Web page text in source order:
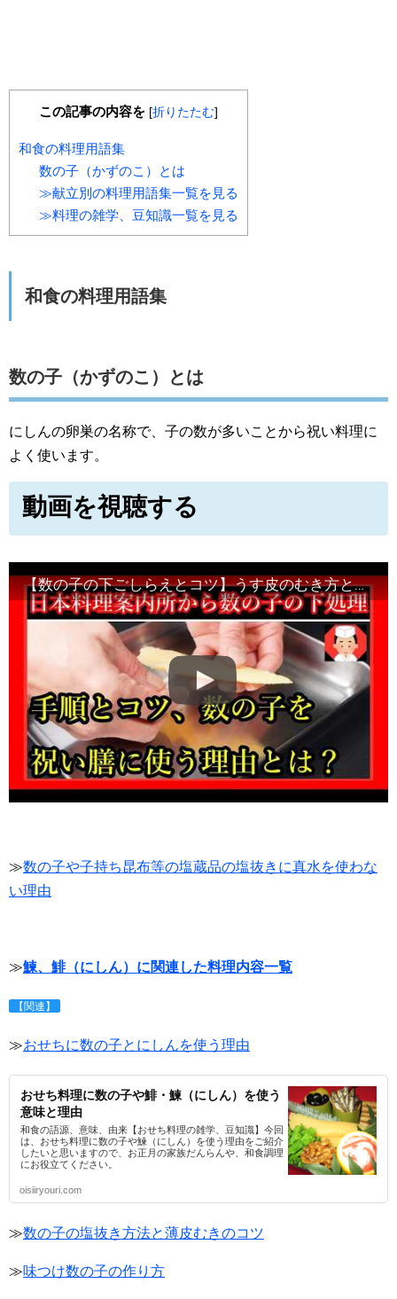
この記事の内容を [折りたたむ]
和食の料理用語集
数の子（かずのこ）とは
≫献立別の料理用語集一覧を見る
≫料理の雑学、豆知識一覧を見る
和食の料理用語集
数の子（かずのこ）とは
にしんの卵巣の名称で、子の数が多いことから祝い料理に
よく使います。
動画を視聴する
【数の子の下ごしらえとコツ】うす皮のむき方と塩抜き・初心者向け味付け方法
≫数の子や子持ち昆布等の塩蔵品の塩抜きに真水を使わな
い理由
≫鰊、鯡（にしん）に関連した料理内容一覧
【関連】
≫おせちに数の子とにしんを使う理由
おせち料理に数の子や鯡・鰊（にしん）を使う
意味と理由
和食の語源、意味、由来【おせち料理の雑学、豆知識】今回
は、おせち料理に数の子や鰊（にしん）を使う理由をご紹介
したいと思いますので、お正月の家族だんらんや、和食調理
にお役立てください。
oisiiryouri.com
≫数の子の塩抜き方法と薄皮むきのコツ
≫味つけ数の子の作り方